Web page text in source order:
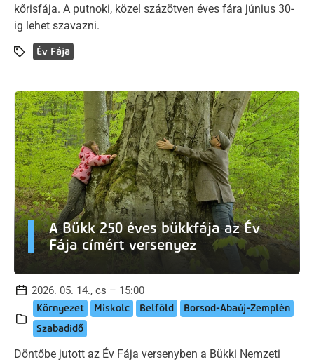
kőrisfája. A putnoki, közel százötven éves fára június 30-
ig lehet szavazni.
Év Fája
A Bükk 250 éves bükkfája az Év
Fája címért versenyez
2026. 05. 14., cs – 15:00
Környezet Miskolc Belföld
Borsod-Abaúj-Zemplén
Szabadidő
Döntőbe jutott az Év Fája versenyben a Bükki Nemzeti